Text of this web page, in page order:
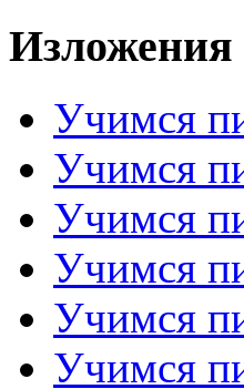
Изложения
Учимся
Учимся
Учимся
Учимся
Учимся
Учимся